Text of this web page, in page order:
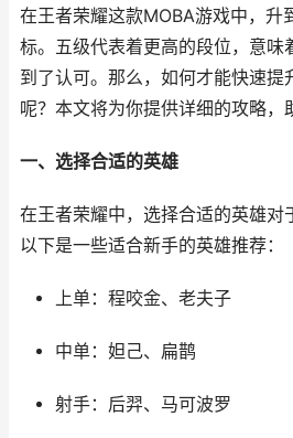
在王者荣耀这款MOBA游戏中，升
标。五级代表着更高的段位，意味
到了认可。那么，如何才能快速提
呢？本文将为你提供详细的攻略，
一、选择合适的英雄
在王者荣耀中，选择合适的英雄对
以下是一些适合新手的英雄推荐：
上单：程咬金、老夫子
中单：妲己、扁鹊
射手：后羿、马可波罗